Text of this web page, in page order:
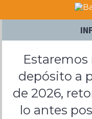
depósito a
de 2026,
lo antes